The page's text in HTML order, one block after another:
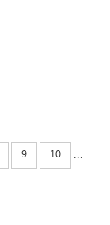
9 10 ...